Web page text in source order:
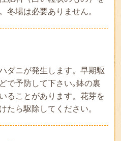
冬場は必要ありません。
ダニが発生します。早期駆
で予防して下さい｡鉢の裏
ることがあります。花芽を
たら駆除してください。